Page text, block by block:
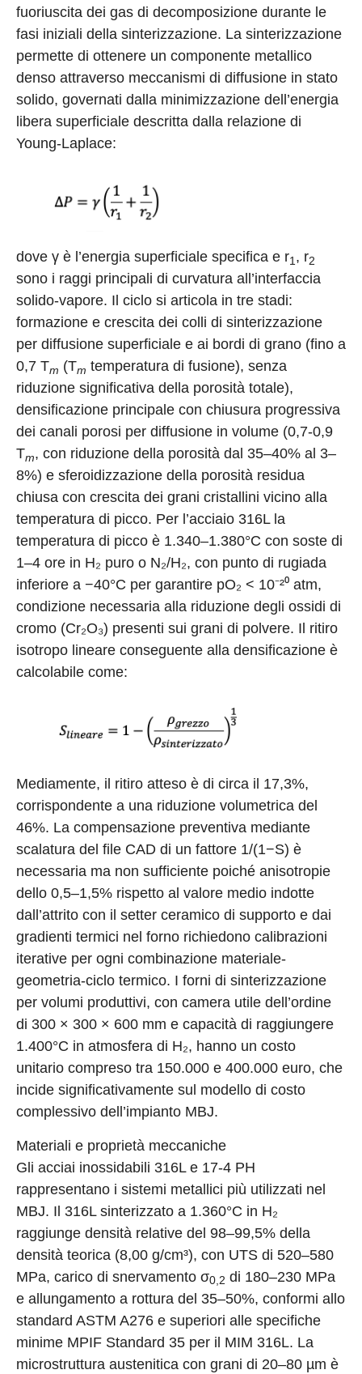
fuoriuscita dei gas di decomposizione durante le
fasi iniziali della sinterizzazione. La sinterizzazione
permette di ottenere un componente metallico
denso attraverso meccanismi di diffusione in stato
solido, governati dalla minimizzazione dell’energia
libera superficiale descritta dalla relazione di
Young-Laplace:
dove γ è l’energia superficiale specifica e r1 , r2
sono i raggi principali di curvatura all’interfaccia
solido-vapore. Il ciclo si articola in tre stadi:
formazione e crescita dei colli di sinterizzazione
per diffusione superficiale e ai bordi di grano (fino a
0,7 Tm (Tm temperatura di fusione), senza
riduzione significativa della porosità totale),
densificazione principale con chiusura progressiva
dei canali porosi per diffusione in volume (0,7-0,9
Tm, con riduzione della porosità dal 35–40% al 3–
8%) e sferoidizzazione della porosità residua
chiusa con crescita dei grani cristallini vicino alla
temperatura di picco. Per l’acciaio 316L la
temperatura di picco è 1.340–1.380°C con soste di
1–4 ore in H₂ puro o N₂/H₂, con punto di rugiada
inferiore a −40°C per garantire pO₂ < 10⁻²⁰ atm,
condizione necessaria alla riduzione degli ossidi di
cromo (Cr₂O₃) presenti sui grani di polvere. Il ritiro
isotropo lineare conseguente alla densificazione è
calcolabile come:
Mediamente, il ritiro atteso è di circa il 17,3%,
corrispondente a una riduzione volumetrica del
46%. La compensazione preventiva mediante
scalatura del file CAD di un fattore 1/(1−S) è
necessaria ma non sufficiente poiché anisotropie
dello 0,5–1,5% rispetto al valore medio indotte
dall’attrito con il setter ceramico di supporto e dai
gradienti termici nel forno richiedono calibrazioni
iterative per ogni combinazione materiale-
geometria-ciclo termico. I forni di sinterizzazione
per volumi produttivi, con camera utile dell’ordine
di 300 × 300 × 600 mm e capacità di raggiungere
1.400°C in atmosfera di H₂, hanno un costo
unitario compreso tra 150.000 e 400.000 euro, che
incide significativamente sul modello di costo
complessivo dell’impianto MBJ.
Materiali e proprietà meccaniche
Gli acciai inossidabili 316L e 17-4 PH
rappresentano i sistemi metallici più utilizzati nel
MBJ. Il 316L sinterizzato a 1.360°C in H₂
raggiunge densità relative del 98–99,5% della
densità teorica (8,00 g/cm³), con UTS di 520–580
MPa, carico di snervamento σ0,2 di 180–230 MPa
e allungamento a rottura del 35–50%, conformi allo
standard ASTM A276 e superiori alle specifiche
minime MPIF Standard 35 per il MIM 316L. La
microstruttura austenitica con grani di 20–80 µm è